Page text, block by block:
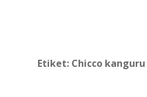
Etiket: Chicco